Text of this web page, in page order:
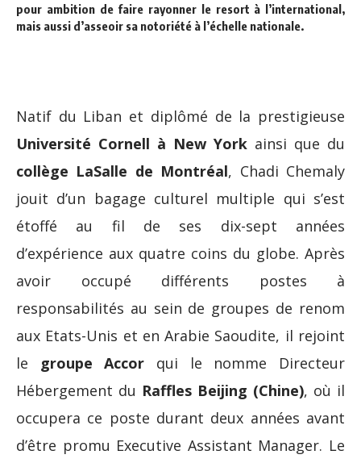
pour ambition de faire rayonner le resort à l’international,
mais aussi d’asseoir sa notoriété à l’échelle nationale.
Natif du Liban et diplômé de la prestigieuse
Université Cornell à New York ainsi que du
collège LaSalle de Montréal, Chadi Chemaly
jouit d’un bagage culturel multiple qui s’est
étoffé au fil de ses dix-sept années
d’expérience aux quatre coins du globe. Après
avoir occupé différents postes à
responsabilités au sein de groupes de renom
aux Etats-Unis et en Arabie Saoudite, il rejoint
le groupe Accor qui le nomme Directeur
Hébergement du Raffles Beijing (Chine), où il
occupera ce poste durant deux années avant
d’être promu Executive Assistant Manager. Le